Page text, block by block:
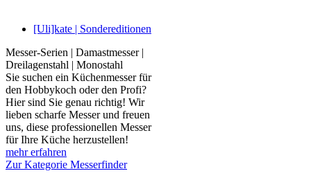
[Uli]kate | Sondereditionen
Messer-Serien | Damastmesser |
Dreilagenstahl | Monostahl
Sie suchen ein Küchenmesser für
den Hobbykoch oder den Profi?
Hier sind Sie genau richtig! Wir
lieben scharfe Messer und freuen
uns, diese professionellen Messer
für Ihre Küche herzustellen!
mehr erfahren
Zur Kategorie Messerfinder